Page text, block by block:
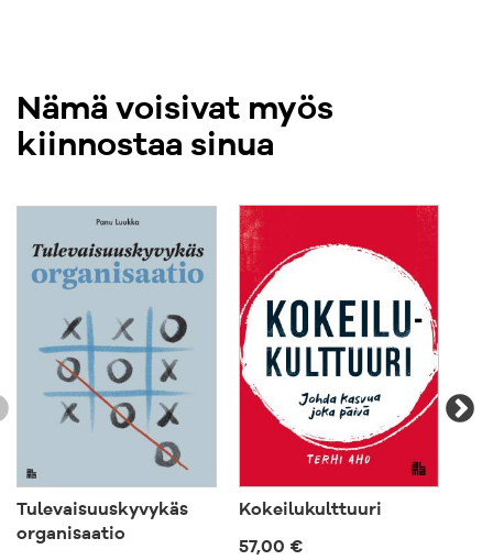
Nämä voisivat myös
kiinnostaa sinua
Tulevaisuuskyvykäs
organisaatio
Kokeilukulttuuri
57,00 €